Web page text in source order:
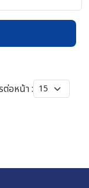
ต่อหน้า :